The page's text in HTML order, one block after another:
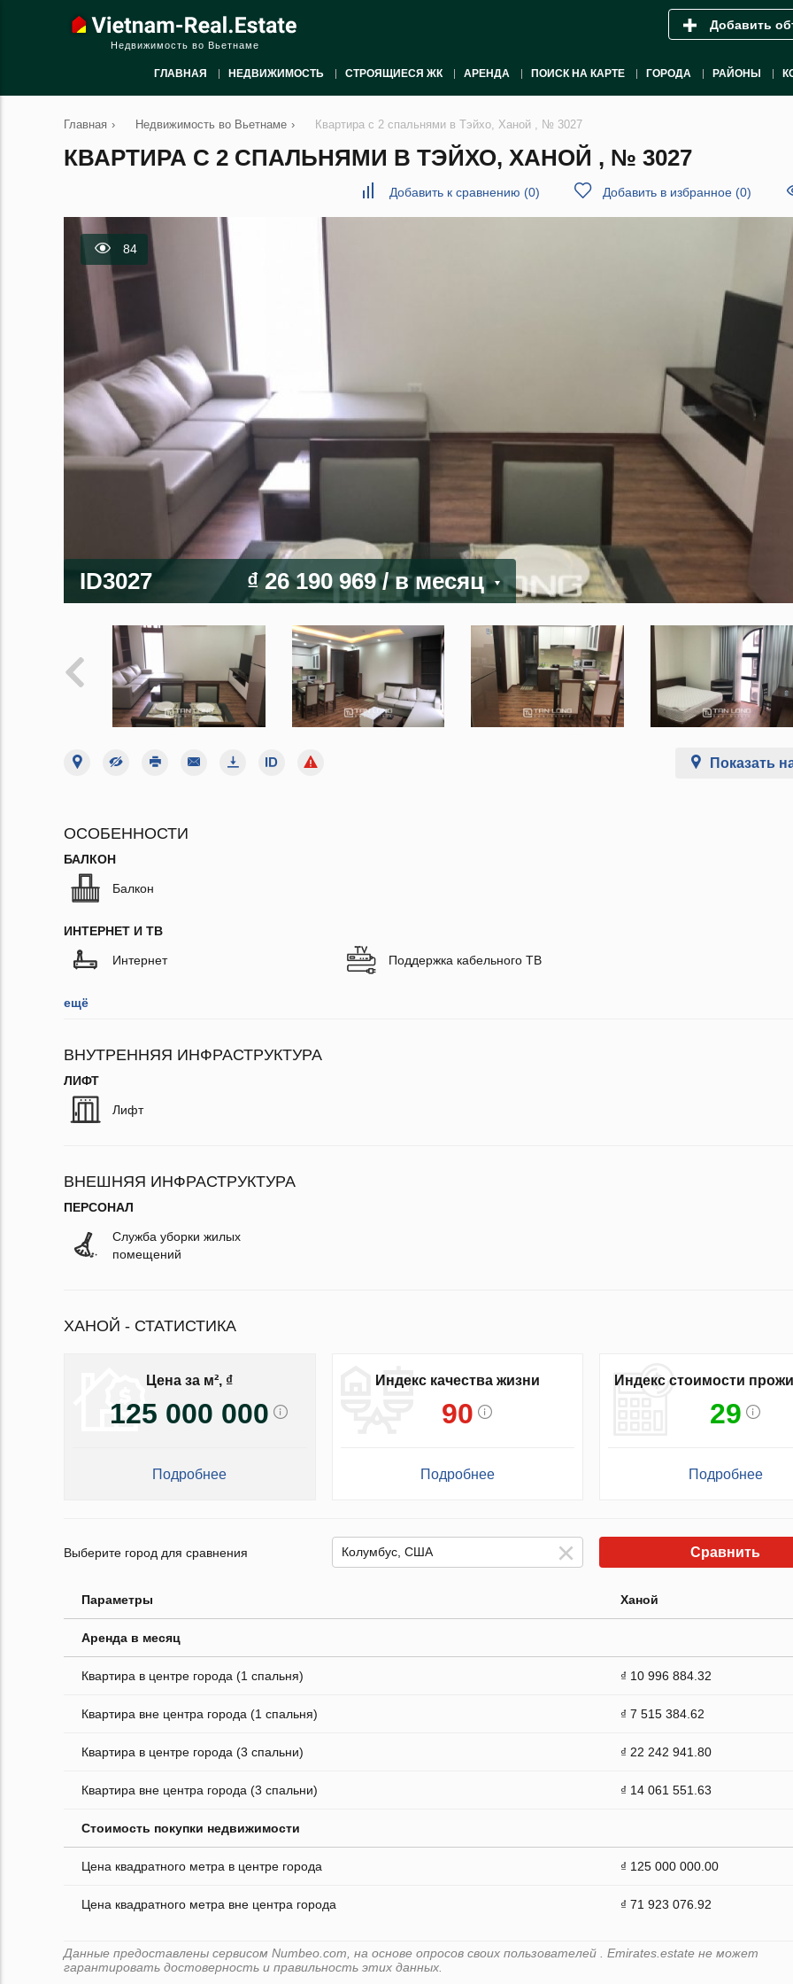
Недвижимость во Вьетнаме
Добавить
ГЛАВНАЯ НЕДВИЖИМОСТЬ СТРОЯЩИЕСЯ ЖК АРЕНДА ПОИСК НА КАРТЕ ГОРОДА РАЙОНЫ
Главная › Недвижимость во Вьетнаме › Квартира с 2 спальнями в Тэйхо, Ханой , № 3027
КВАРТИРА С 2 СПАЛЬНЯМИ В ТЭЙХО, ХАНОЙ , № 3027
Добавить к сравнению (0) Добавить в избранное (0)
84
ID3027 ₫ 26 190 969/ в месяц
Показать
ОСОБЕННОСТИ
БАЛКОН
Балкон
ИНТЕРНЕТ И ТВ
Интернет Поддержка кабельного ТВ
ещё
ВНУТРЕННЯЯ ИНФРАСТРУКТУРА
ЛИФТ
Лифт
ВНЕШНЯЯ ИНФРАСТРУКТУРА
ПЕРСОНАЛ
Служба уборки жилых
помещений
ХАНОЙ - СТАТИСТИКА
Цена за м², ₫
125 000 000
Подробнее
Индекс качества жизни
90
Подробнее
Индекс стоимости
29
Подробнее
Выберите город для сравнения Сравнить
Параметры Ханой
Аренда в месяц
Квартира в центре города (1 спальня) ₫ 10 996 884.32
Квартира вне центра города (1 спальня) ₫ 7 515 384.62
Квартира в центре города (3 спальни) ₫ 22 242 941.80
Квартира вне центра города (3 спальни) ₫ 14 061 551.63
Стоимость покупки недвижимости
Цена квадратного метра в центре города ₫ 125 000 000.00
Цена квадратного метра вне центра города ₫ 71 923 076.92
Данные предоставлены сервисом Numbeo.com, на основе опросов своих пользователей . Emirates.estate не может
гарантировать достоверность и правильность этих данных.